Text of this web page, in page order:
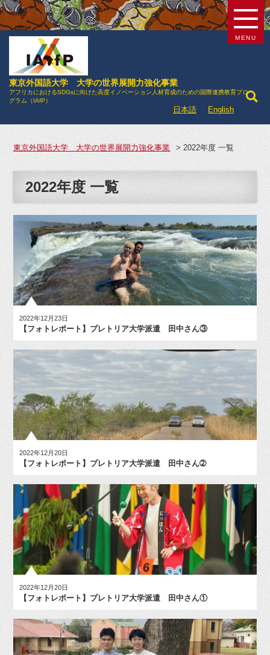
東京外国語大学 大学の世界展開力強化事業
アフリカにおけるSDGsに向けた高度イノベーション人材育成のための国際連携教育プロ
グラム（IAfP）
日本語 English
MENU
東京外国語大学 大学の世界展開力強化事業 >2022年度 一覧
2022年度 一覧
2022年12月23日
【フォトレポート】プレトリア大学派遣 田中さん③
2022年12月20日
【フォトレポート】プレトリア大学派遣 田中さん➁
2022年12月20日
【フォトレポート】プレトリア大学派遣 田中さん①